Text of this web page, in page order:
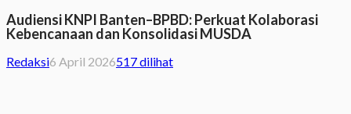
Audiensi KNPI Banten–BPBD: Perkuat Kolaborasi
Kebencanaan dan Konsolidasi MUSDA
Redaksi6 April 2026517 dilihat